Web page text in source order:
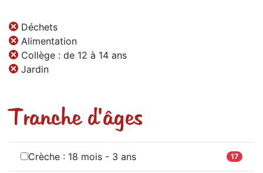
Déchets
Alimentation
Collège : de 12 à 14 ans
Jardin
Tranche d'âges
Crèche : 18 mois - 3 ans 17